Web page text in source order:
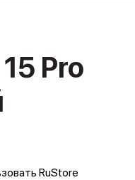
Pro
RuStore